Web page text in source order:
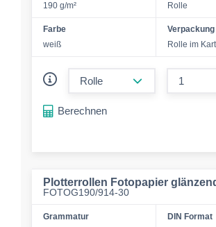
190 g/m²
Rolle
Farbe
weiß
Verpackung
Rolle im
Berechnen
Plotterrollen Fotopapier
FOTOG190/914-30
Grammatur DIN Format